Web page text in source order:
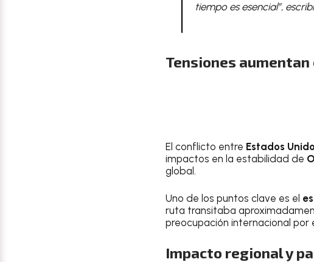
tiempo es esencial”,
Tensiones
El conflicto entre Estados
impactos en la estabilidad de
global.
Uno de los puntos clave es el
ruta transitaba
preocupación internacional por
Impacto regional y